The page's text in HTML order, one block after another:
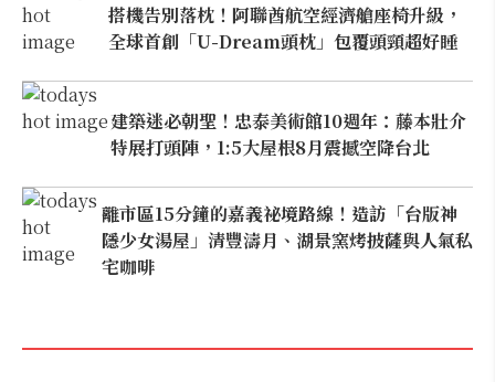
搭機告別落枕！阿聯酋航空經濟艙座椅升級，
全球首創「U-Dream頭枕」包覆頭頸超好睡
建築迷必朝聖！忠泰美術館10週年：藤本壯介
特展打頭陣，1:5大屋根8月震撼空降台北
離市區15分鐘的嘉義祕境路線！造訪「台版神
隱少女湯屋」清豐濤月、湖景窯烤披薩與人氣私
宅咖啡